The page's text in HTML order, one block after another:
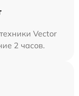
Vector
2 часов.